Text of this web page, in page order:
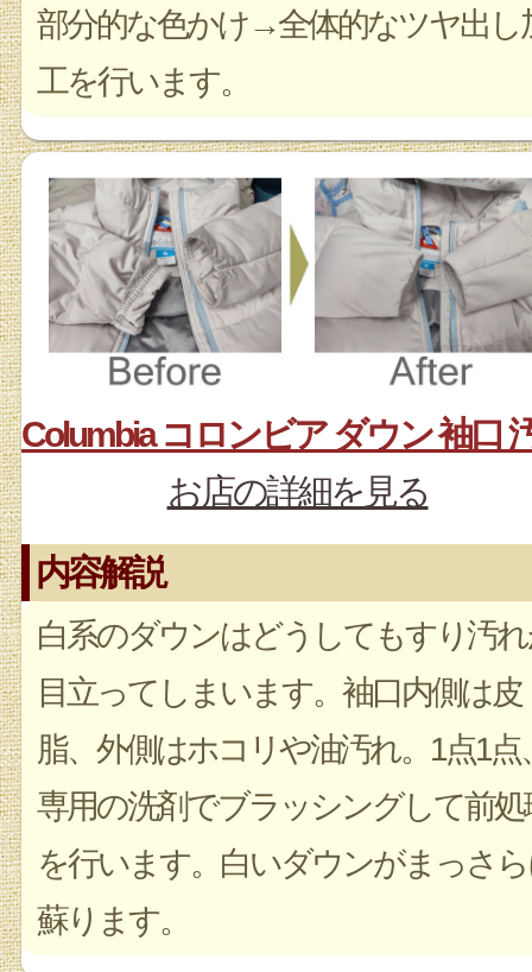
部分的な色かけ→全体的なツヤ出し
工を行います。
Columbia コロンビア ダウン 袖口
お店の詳細を見る
内容解説
白系のダウンはどうしてもすり汚
目立ってしまいます。袖口内側は皮
脂、外側はホコリや油汚れ。1点1点
専用の洗剤でブラッシングして前処
を行います。白いダウンがまっさ
蘇ります。